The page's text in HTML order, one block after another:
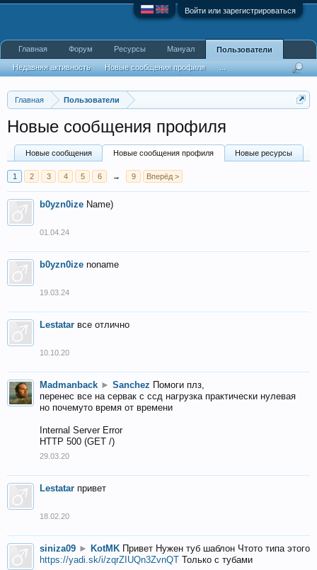
Войти или зарегистрироваться
Главная Пользователи
Новые сообщения профиля
Новые сообщения Новые сообщения профиля Новые ресурсы
1 2 3 4 5 6 → 9 Вперёд >
b0yzn0ize Name)
01.04.24
b0yzn0ize noname
19.03.24
Lestatar все отлично
10.10.20
Madmanback ► Sanchez Помоги плз,
перенес все на сервак с ссд нагрузка практически нулевая
но почемуто время от времени
Internal Server Error
HTTP 500 (GET /)
29.03.20
Lestatar привет
18.02.20
siniza09 ► KotMK Привет Нужен туб шаблон Чтото типа этого
https://yadi.sk/i/zqrZIUQn3ZvnQT Только с тубами
Главная Форум Ресурсы Мануал Пользователи
Недавняя активность Новые сообщения профиля